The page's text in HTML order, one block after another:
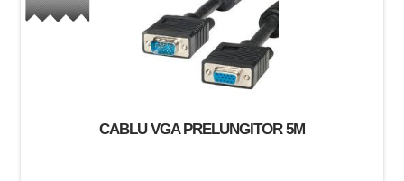
CABLU VGA PRELUNGITOR 5M